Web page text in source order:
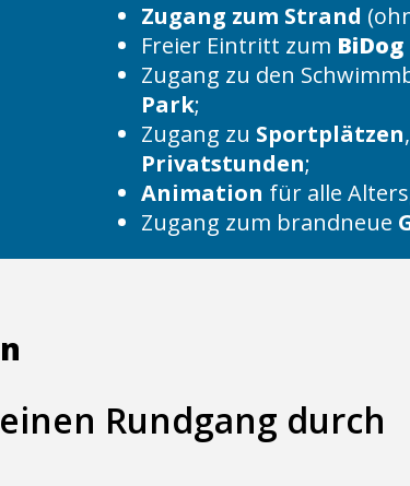
Zugang zum Strand
Freier Eintritt zum BiDog
Zugang zu den
Park;
Zugang zu Sportplätzen,
Privatstunden;
Animation für alle
Zugang zum brandneue
Rundgang durch